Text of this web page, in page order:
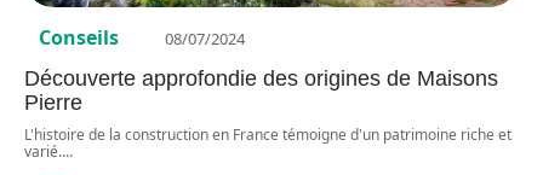
Conseils 08/07/2024
Découverte approfondie des origines de Maisons
Pierre
L'histoire de la construction en France témoigne d'un patrimoine riche et
varié.…